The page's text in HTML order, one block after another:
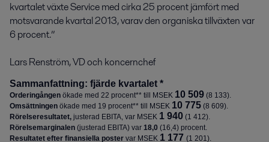
kvartalet växte Service med cirka 25 procent jämfört med
motsvarande kvartal 2013, varav den organiska tillväxten var
6 procent.”
Lars Renström, VD och koncernchef
Sammanfattning: fjärde kvartalet *
Orderingången ökade med 22 procent** till MSEK 10 509 (8 133).
Omsättningen ökade med 19 procent** till MSEK 10 775 (8 609).
Rörelseresultatet, justerad EBITA, var MSEK 1 940 (1 412).
Rörelsemarginalen (justerad EBITA) var 18,0 (16,4) procent.
Resultatet efter finansiella poster var MSEK 1 177 (1 201).